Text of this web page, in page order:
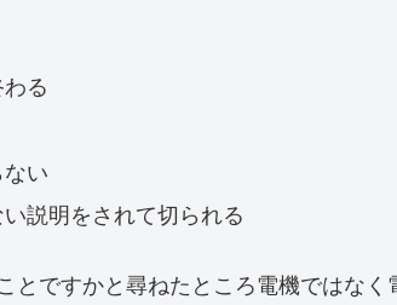
る
い
説明をされて切られる
とですかと尋ねたところ電機ではなく